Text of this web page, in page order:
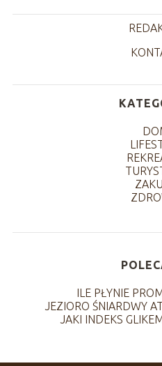
ILE PŁYNIE
JEZIORO ŚNIARDWY
JAKI INDEKS